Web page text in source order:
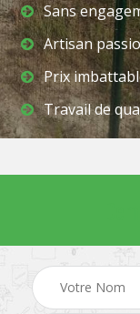
Sans
Artisan
Prix
Travail de